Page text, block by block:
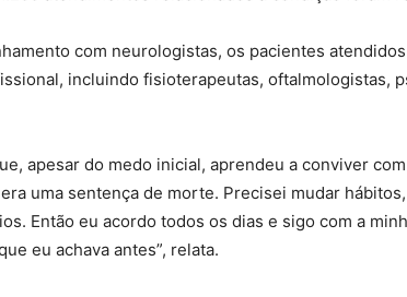
com neurologistas, os pacientes
incluindo fisioterapeutas, oftalmologistas,
apesar do medo inicial, aprendeu a conviver
uma sentença de morte. Precisei mudar
Então eu acordo todos os dias e sigo com a
eu achava antes”, relata.